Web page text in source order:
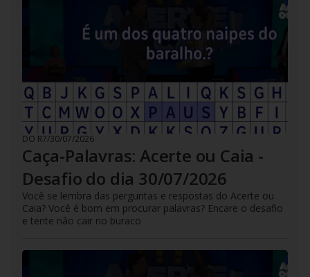
DO R7/30/07/2026
Caça-Palavras: Acerte ou Caia -
Desafio do dia 30/07/2026
Você se lembra das perguntas e respostas do Acerte ou
Caia? Você é bom em procurar palavras? Encare o desafio
e tente não cair no buraco